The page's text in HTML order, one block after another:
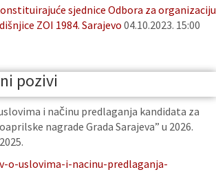
sjednice Odbora za organizaciju
ZOI 1984. Sarajevo 04.10.2023. 15:00
pozivi
i načinu predlaganja kandidata za
nagrade Grada Sarajeva” u 2026.
o-uslovima-i-nacinu-predlaganja-